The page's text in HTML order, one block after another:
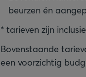
beurzen én
* tarieven zijn
Bovenstaande
een voorzichtig